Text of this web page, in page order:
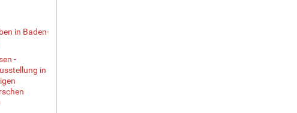
in Baden-
-
in